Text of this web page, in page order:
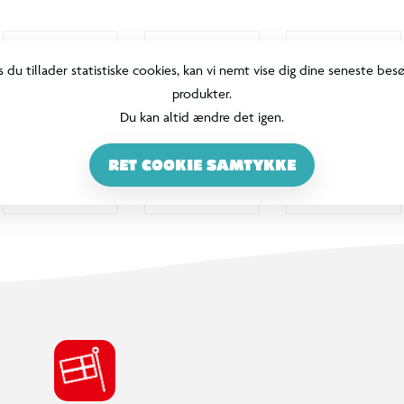
du tillader statistiske cookies, kan vi nemt vise dig dine seneste
produkter.
Du kan altid ændre det igen.
RET COOKIE SAMTYKKE